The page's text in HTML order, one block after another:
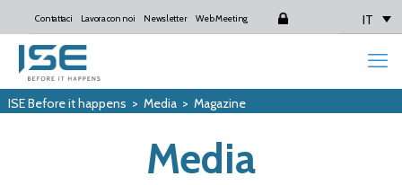
Contattaci Lavora con noi Newsletter Web Meeting IT
ISE Before it happens > Media> Magazine
Media